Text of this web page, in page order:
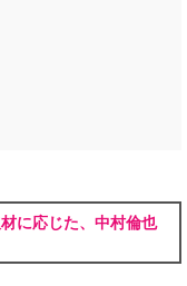
に応じた、中村倫也